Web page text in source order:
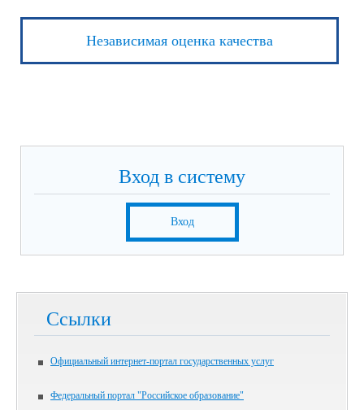
Независимая оценка качества
Вход в систему
Вход
Ссылки
Официальный интернет-портал государственных услуг
Федеральный портал "Российское образование"